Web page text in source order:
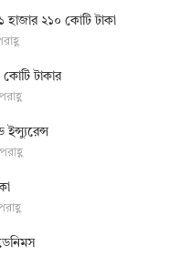
২১০ কোটি টাকা
টাকার
ইন্স্যুরেন্স